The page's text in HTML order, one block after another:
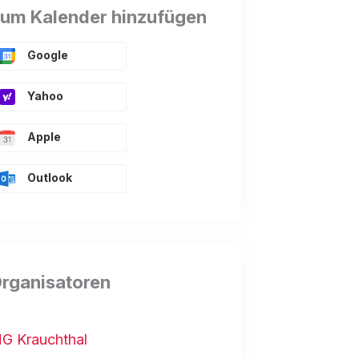
Kalender hinzufügen
Google
Yahoo
Apple
Outlook
Krauchthal